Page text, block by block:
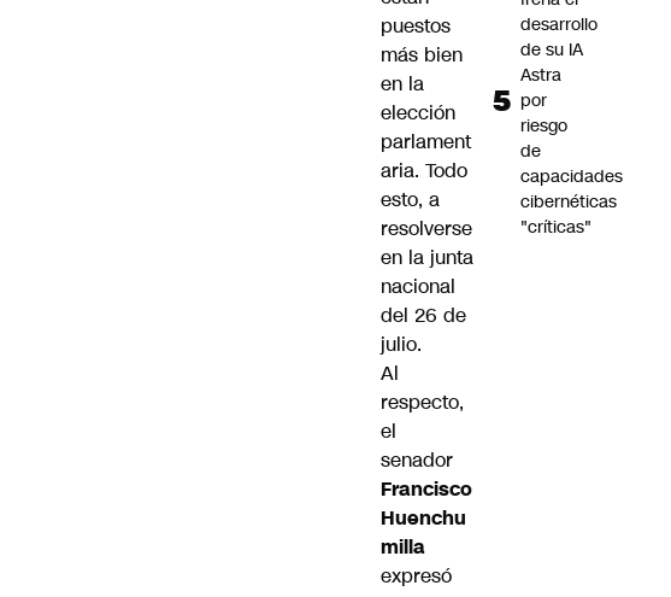
puestos
más bien
en la
elección
parlament
aria. Todo
esto, a
resolverse
en la junta
nacional
del 26 de
julio.
Al
respecto,
el
senador
Francisco
Huenchu
milla
expresó
desarrollo
de su IA
Astra
por
riesgo
de
capacidades
cibernéticas
"críticas"